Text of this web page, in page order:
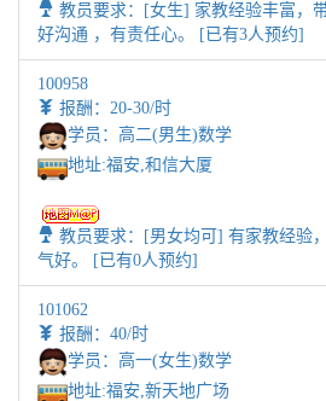
教员要求：[女生] 家教经验丰富，
好沟通 ，有责任心。 [已有3人预约]
100958
报酬：20-30/时
学员：高二(男生)数学
地址:福安,和信大厦
教员要求：[男女均可] 有家教经验
气好。 [已有0人预约]
101062
报酬：40/时
学员：高一(女生)数学
地址:福安,新天地广场